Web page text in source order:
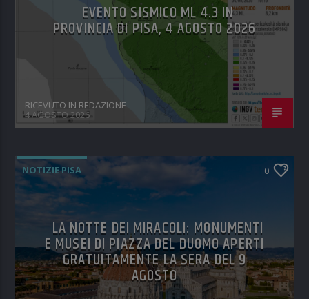
EVENTO SISMICO ML 4.3 IN
PROVINCIA DI PISA, 4 AGOSTO 2026
RICEVUTO IN REDAZIONE
4 AGOSTO 2026
NOTIZIE PISA 0
LA NOTTE DEI MIRACOLI: MONUMENTI
E MUSEI DI PIAZZA DEL DUOMO APERTI
GRATUITAMENTE LA SERA DEL 9
AGOSTO